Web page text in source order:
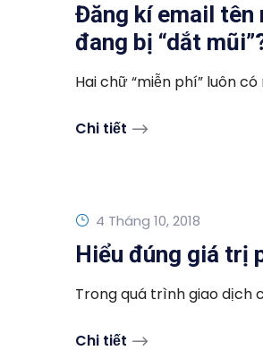
Đăng kí email tên
đang bị “dắt
Hai chữ “miễn phí” luôn
Chi tiết
4 Tháng 10, 2018
Hiểu đúng giá trị
Trong quá trình giao dịch
Chi tiết